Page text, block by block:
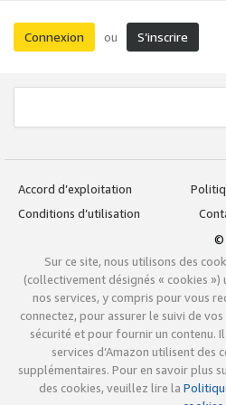
Connexion ou S’inscrire
Accord d’exploitation
Conditions d’utilisation
©
Sur ce site, nous utilisons des
(collectivement désignés « cookies
nos services, y compris pour vous
connectez, pour assurer le suivi de
sécurité et pour fournir un contenu.
services d’Amazon utilisent des
supplémentaires. Pour en savoir plus
des cookies, veuillez lire la